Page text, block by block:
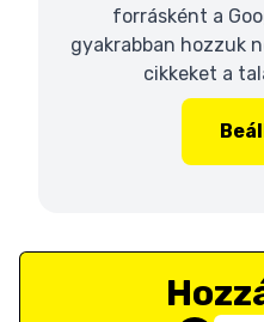
forrásként a
gyakrabban hozzuk
cikkeket a